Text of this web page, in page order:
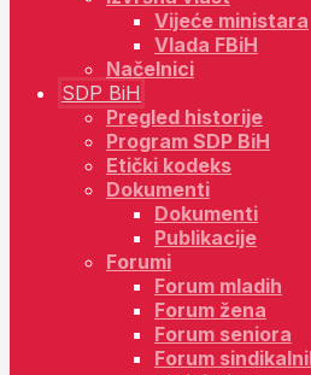
Vijeće ministara
Vlada FBiH
Načelnici
SDP BiH
Pregled historije
Program SDP BiH
Etički kodeks
Dokumenti
Dokumenti
Publikacije
Forumi
Forum mladih
Forum žena
Forum seniora
Forum